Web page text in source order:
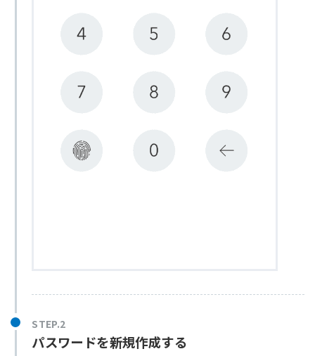
STEP.2
パスワードを新規作成する